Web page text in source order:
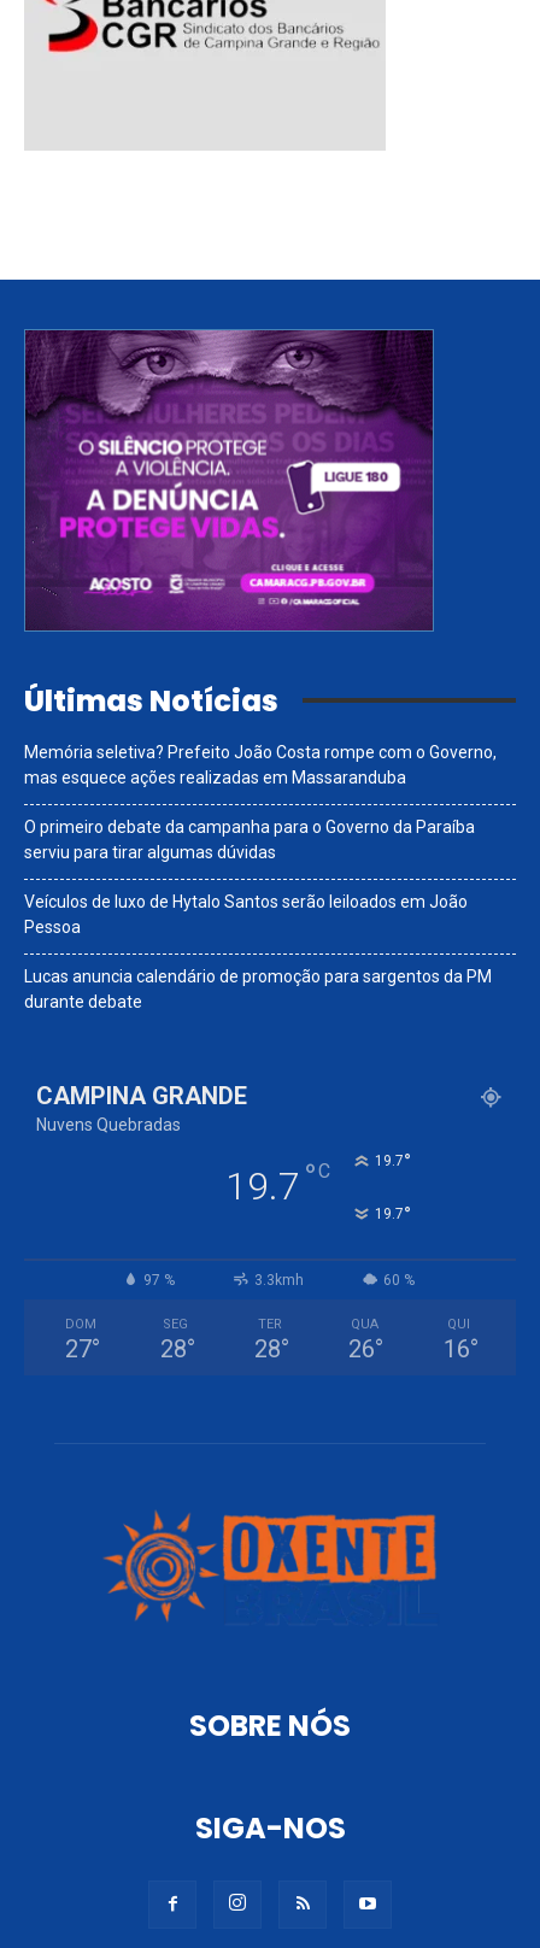
Últimas Notícias
Memória seletiva? Prefeito João Costa rompe com o Governo,
mas esquece ações realizadas em Massaranduba
O primeiro debate da campanha para o Governo da Paraíba
serviu para tirar algumas dúvidas
Veículos de luxo de Hytalo Santos serão leiloados em João
Pessoa
Lucas anuncia calendário de promoção para sargentos da PM
durante debate
CAMPINA GRANDE
Nuvens Quebradas
19.7 °C 19.7°
19.7°
97 % 3.3kmh 60 %
DOM
27°
SEG
28°
TER
28°
QUA
26°
QUI
16°
SOBRE NÓS
SIGA-NOS